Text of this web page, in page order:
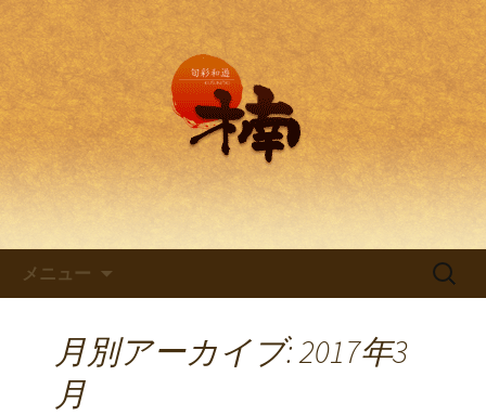
兵庫・西明石の創作和食料理
「旬彩和遊 楠～くすのき～」
兵庫・西明石の創作和食料理 旬彩和
遊 楠。
メニュー
検
月別アーカイブ: 2017年3
月